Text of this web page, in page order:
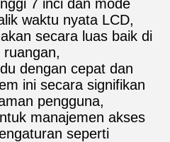
7 inci dan mode
waktu nyata LCD,
secara luas baik di
dengan cepat dan
ini secara signifikan
pengguna,
manajemen akses
seperti